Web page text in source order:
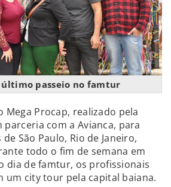
último passeio no famtur
Mega Procap, realizado pela
parceria com a Avianca, para
São Paulo, Rio de Janeiro,
todo o fim de semana em
dia de famtur, os profissionais
um city tour pela capital baiana.